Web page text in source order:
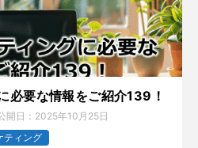
必要な情報をご紹介139！
開日： 2025年10月25日
ティング